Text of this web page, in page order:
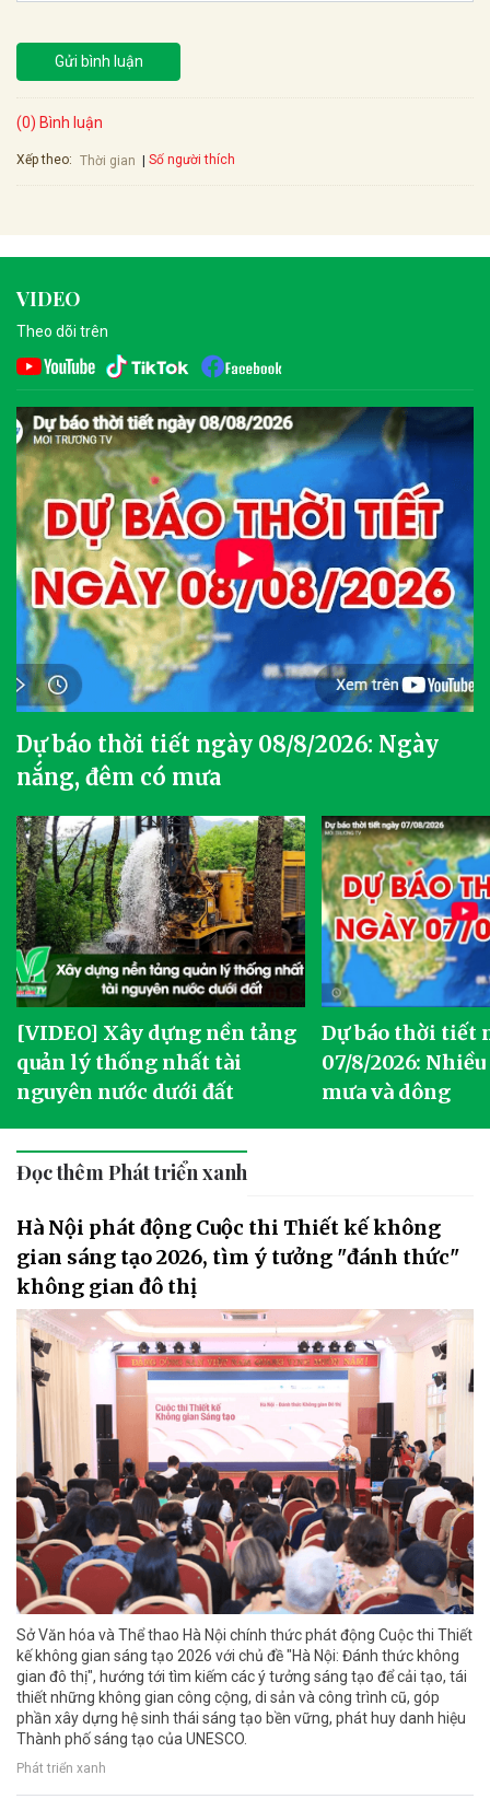
Gửi bình luận
(0) Bình luận
Xếp theo: Thời gian Số người thích
VIDEO
Theo dõi trên
Dự báo thời tiết ngày 08/8/2026: Ngày
nắng, đêm có mưa
[VIDEO] Xây dựng nền tảng
quản lý thống nhất tài
nguyên nước dưới đất
Dự báo thời tiết
07/8/2026:
mưa và dông
Đọc thêm Phát triển xanh
Hà Nội phát động Cuộc thi Thiết kế không
gian sáng tạo 2026, tìm ý tưởng "đánh thức"
không gian đô thị
Sở Văn hóa và Thể thao Hà Nội chính thức phát động Cuộc thi Thiết
kế không gian sáng tạo 2026 với chủ đề "Hà Nội: Đánh thức không
gian đô thị", hướng tới tìm kiếm các ý tưởng sáng tạo để cải tạo, tái
thiết những không gian công cộng, di sản và công trình cũ, góp
phần xây dựng hệ sinh thái sáng tạo bền vững, phát huy danh hiệu
Thành phố sáng tạo của UNESCO.
Phát triển xanh